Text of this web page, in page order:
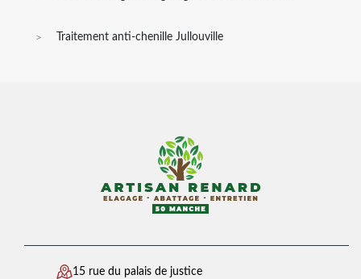
Traitement anti-chenille Jullouville
15 rue du palais de justice